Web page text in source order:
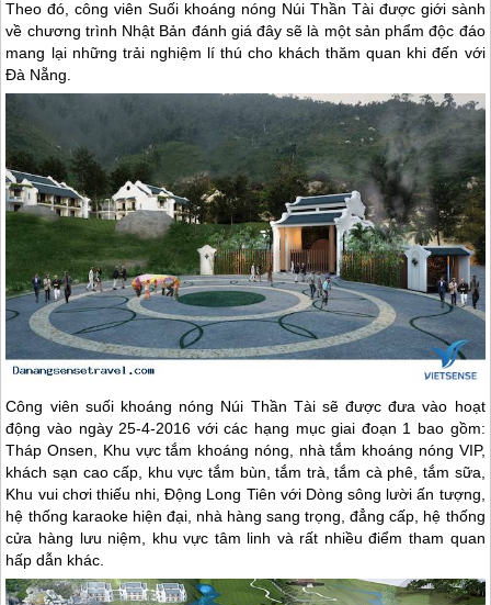
Theo đó, công viên Suối khoáng nóng Núi Thần Tài được giới sành
về chương trình Nhật Bản đánh giá đây sẽ là một sản phẩm độc đáo
mang lại những trải nghiệm lí thú cho khách thăm quan khi đến với
Đà Nẵng
Công viên suối khoáng nóng Núi Thần Tài sẽ được đưa vào hoạt
động vào ngày 25-4-2016 với các hạng mục giai đoạn 1 bao gồm:
Tháp Onsen, Khu vực tắm khoáng nóng, nhà tắm khoáng nóng VIP,
khách sạn cao cấp, khu vực tắm bùn, tắm trà, tắm cà phê, tắm sữa,
Khu vui chơi thiếu nhi, Động Long Tiên với Dòng sông lười ấn tượng,
hệ thống karaoke hiện đại, nhà hàng sang trọng, đẳng cấp, hệ thống
cửa hàng lưu niệm, khu vực tâm linh và rất nhiều điểm tham quan
hấp dẫn khác.